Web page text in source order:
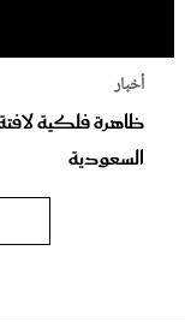
أخبار
ظاهرة فلكية لافتة
السعودية